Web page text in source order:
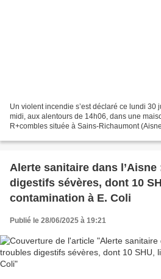
Un violent incendie s’est déclaré ce lundi 30
midi, aux alentours de 14h06, dans une
R+combles située à Sains-Richaumont
Alerte sanitaire dans
digestifs sévères, dont 10
contamination à E. Coli
Publié le 28/06/2025 à 19:21